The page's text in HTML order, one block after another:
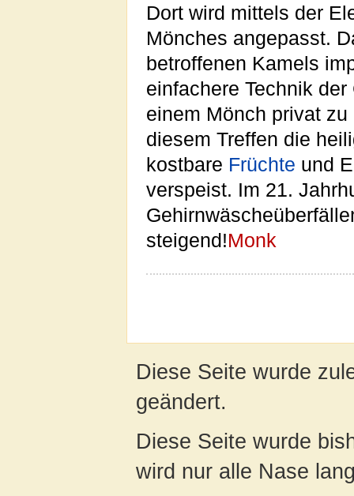
Dort wird mittels der
Mönches angepasst.
betroffenen Kamels
einfachere Technik
einem Mönch privat
diesem Treffen die
kostbare Früchte und
verspeist. Im 21.
steigend!Monk
Diese Seite wurde
geändert.
Diese Seite wurde
wird nur alle Nase